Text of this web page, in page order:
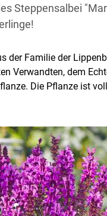
Steppensalbei
der Familie der
Verwandten, dem
Die Pflanze ist